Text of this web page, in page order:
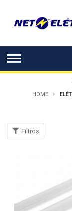
HOME
Filtros